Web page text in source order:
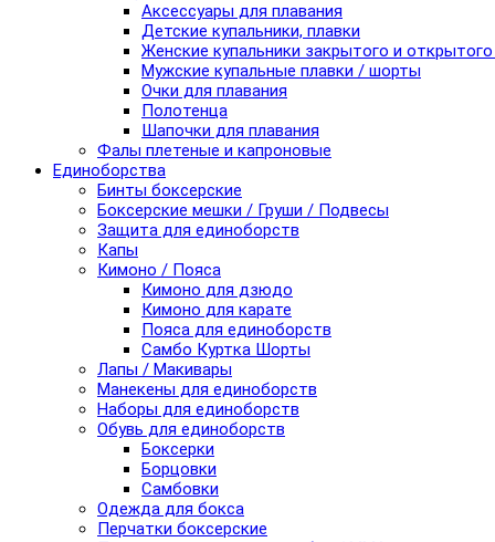
Аксессуары для плавания
Детские купальники, плавки
Женские купальники закрытого и
Мужские купальные плавки / шорты
Очки для плавания
Полотенца
Шапочки для плавания
Фалы плетеные и капроновые
Единоборства
Бинты боксерские
Боксерские мешки / Груши / Подвесы
Защита для единоборств
Капы
Кимоно / Пояса
Кимоно для дзюдо
Кимоно для карате
Пояса для единоборств
Самбо Куртка Шорты
Лапы / Макивары
Манекены для единоборств
Наборы для единоборств
Обувь для единоборств
Боксерки
Борцовки
Самбовки
Одежда для бокса
Перчатки боксерские